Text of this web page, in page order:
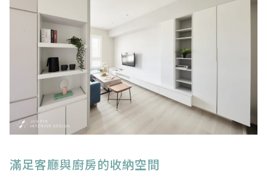
滿足客廳與廚房的收納空間